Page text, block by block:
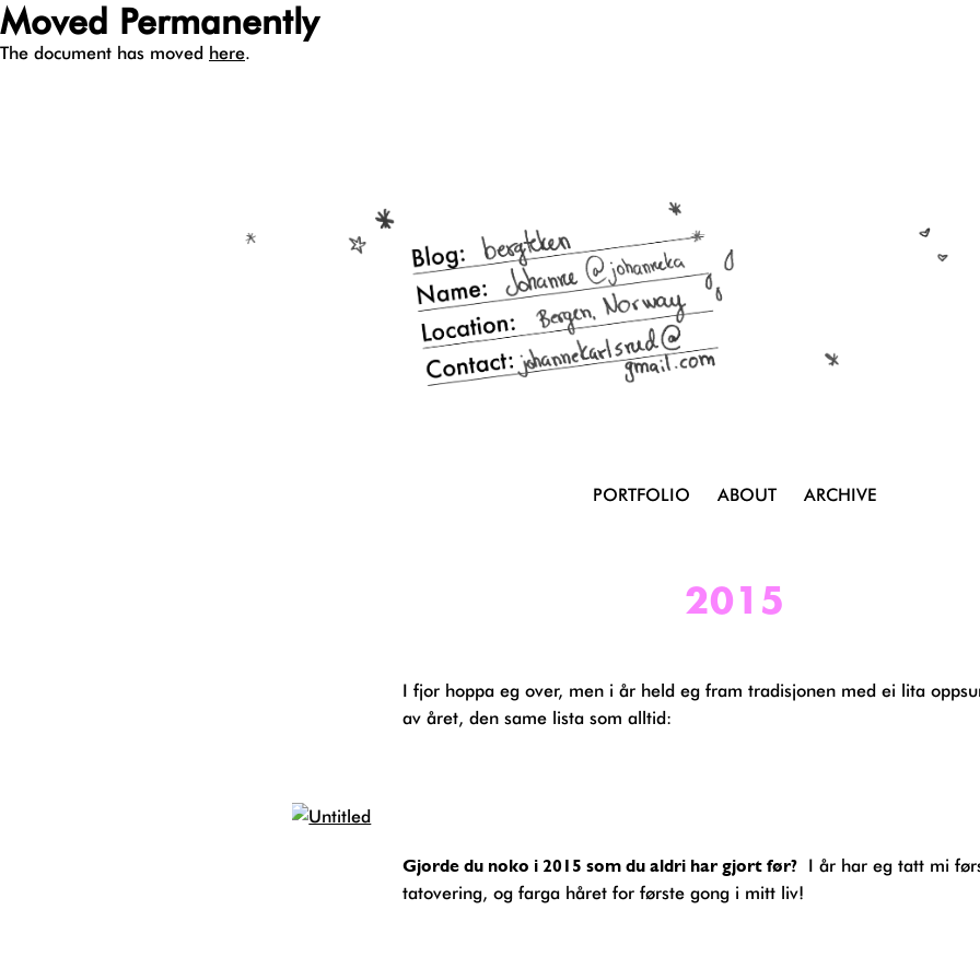
Moved Permanently
The document has moved here.
PORTFOLIO ABOUT ARCHIVE
2015
I fjor hoppa eg over, men i år held eg fram tradisjonen med ei lita oppsummering
av året, den same lista som alltid:
Gjorde du noko i 2015 som du aldri har gjort før?I år har eg tatt mi
tatovering, og farga håret for første gong i mitt liv!